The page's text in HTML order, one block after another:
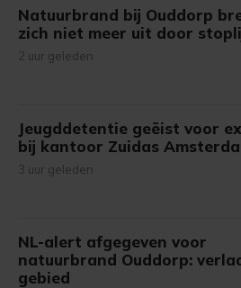
Natuurbrand bij Ouddorp
zich niet meer uit door
2 uur geleden
Jeugddetentie geëist voor
bij kantoor Zuidas
3 uur geleden
NL-alert afgegeven voor
natuurbrand Ouddorp:
gebied